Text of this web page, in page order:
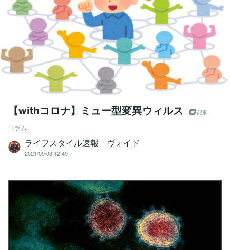
【withコロナ】ミュー型変異ウィルス 記事
コラム
ライフスタイル速報 ヴォイド
2021/09/03 12:49